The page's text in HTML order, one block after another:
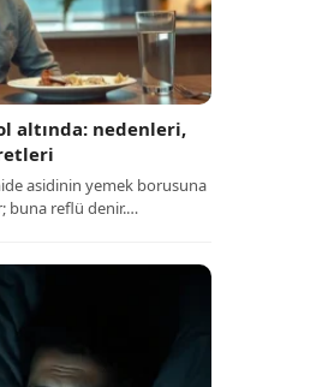
altında: nedenleri,
asidinin yemek borusuna
buna reflü denir.…